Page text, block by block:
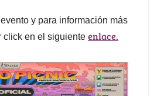
y para información más
click en el siguiente enlace.